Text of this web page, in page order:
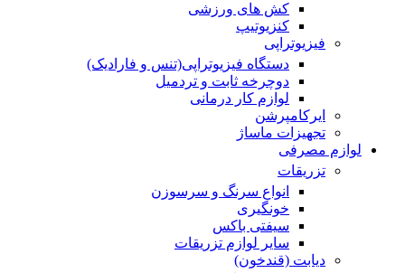
کش های ورزشی
کنزیوتیپ
فیزیوتراپی
دستگاه فیزیوتراپی(تنس و فارادیک)
دوچرخه ثابت و تردمیل
لوازم کار درمانی
ایرکامپرشن
تجهیزات ماساژ
لوازم مصرفی
تزریقات
انواع سرنگ و سرسوزن
خونگیری
سیفتی باکس
سایر لوازم تزریقات
دیابت (قندخون)